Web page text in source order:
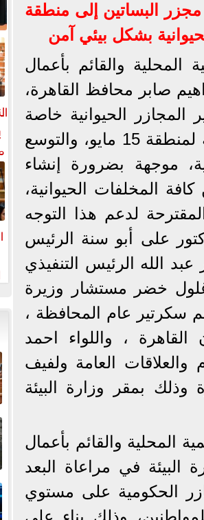
البساتين إلى منطقة
والقائم بأعمال
صابر محافظ القاهرة،
المجازر الحيوانية خاصة
مجزر البساتين والعمل على النقل الآمن له لمنطقة 15 مايو، والتوسع
موجهة بضرورة إنشاء
المخلفات الحيوانية،
لدعم هذا التوجه
على أبو سنة الرئيس
عبد الله الرئيس التنفيذي
خضر مستشار وزيرة
سكرتير عام المحافظة ،
، واللواء احمد
والعلاقات العامة ولفيف
وذلك بمقر وزارة البيئة
المحلية والقائم بأعمال
البيئة في مراعاة البعد
الحكومية على مستوي
وذلك بناء على